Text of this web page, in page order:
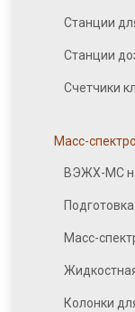
Станции
Станции
Счетчики
Масс-
ВЭЖХ-МС
Масс-
Колонки